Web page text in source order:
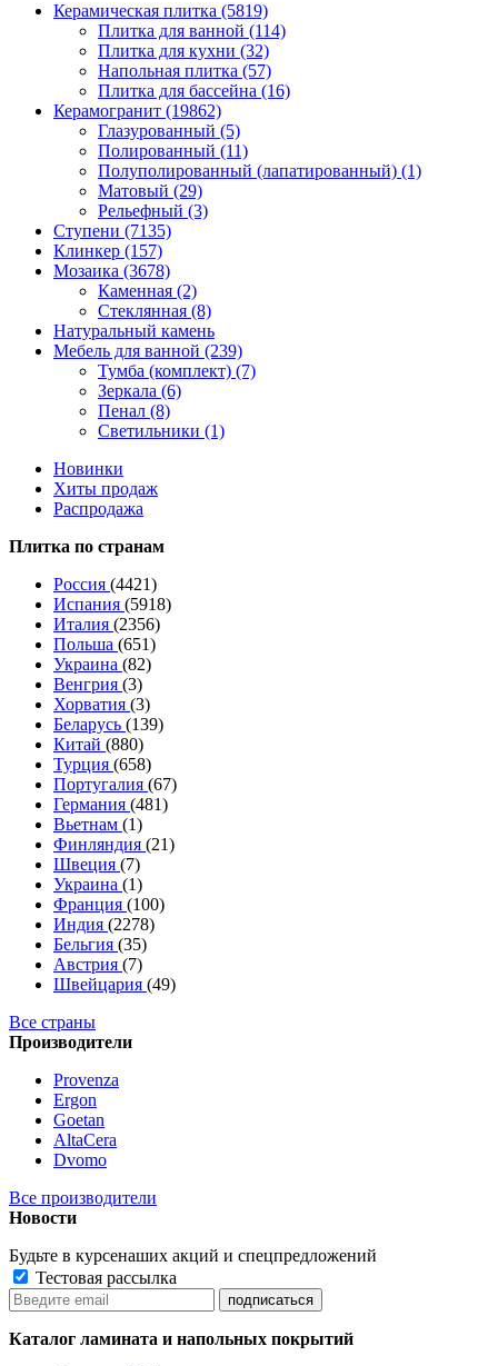
Керамическая плитка (5819)
Плитка для ванной (114)
Плитка для кухни (32)
Напольная плитка (57)
Плитка для бассейна (16)
Керамогранит (19862)
Глазурованный (5)
Полированный (11)
Полуполированный (лапатированный) (1)
Матовый (29)
Рельефный (3)
Ступени (7135)
Клинкер (157)
Мозаика (3678)
Каменная (2)
Стеклянная (8)
Натуральный камень
Мебель для ванной (239)
Тумба (комплект) (7)
Зеркала (6)
Пенал (8)
Светильники (1)
Новинки
Хиты продаж
Распродажа
Плитка по странам
Россия (4421)
Испания (5918)
Италия (2356)
Польша (651)
Украина (82)
Венгрия (3)
Хорватия (3)
Беларусь (139)
Китай (880)
Турция (658)
Португалия (67)
Германия (481)
Вьетнам (1)
Финляндия (21)
Швеция (7)
Украина (1)
Франция (100)
Индия (2278)
Бельгия (35)
Австрия (7)
Швейцария (49)
Все страны
Производители
Provenza
Ergon
Goetan
AltaСera
Dvomo
Все производители
Новости
Будьте в курсенаших акций и спецпредложений
Тестовая рассылка
Каталог ламината и напольных покрытий